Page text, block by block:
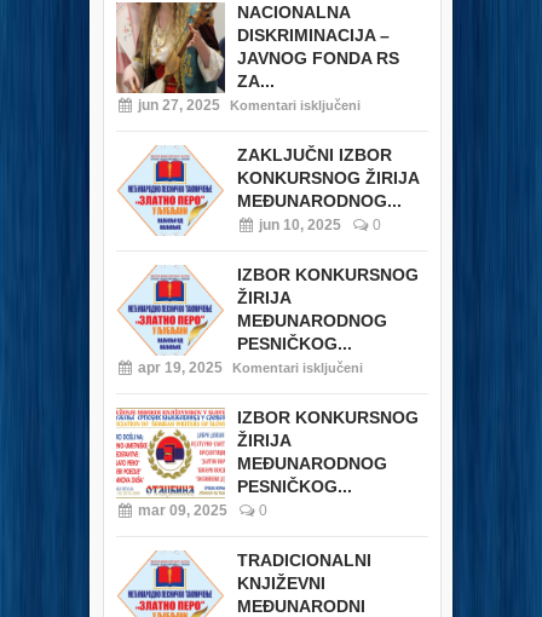
NACIONALNA
DISKRIMINACIJA –
JAVNOG FONDA RS
ZA...
jun 27, 2025 Komentari isključeni
ZAKLJUČNI IZBOR
KONKURSNOG ŽIRIJA
MEĐUNARODNOG...
jun 10, 2025 0
IZBOR KONKURSNOG
ŽIRIJA
MEĐUNARODNOG
PESNIČKOG...
apr 19, 2025 Komentari isključeni
IZBOR KONKURSNOG
ŽIRIJA
MEĐUNARODNOG
PESNIČKOG...
mar 09, 2025 0
TRADICIONALNI
KNJIŽEVNI
MEĐUNARODNI